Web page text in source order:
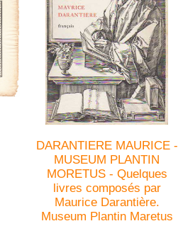
DARANTIERE MAURICE -
MUSEUM PLANTIN
MORETUS - Quelques
livres composés par
Maurice Darantière.
Museum Plantin Maretus